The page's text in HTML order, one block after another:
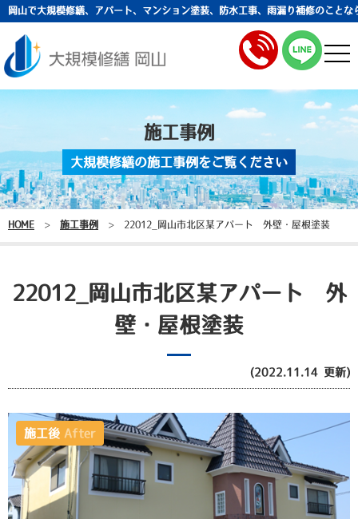
岡山で大規模修繕、アパート、マンション塗装、防水工事、雨漏り補修のことな
施工事例
大規模修繕の施工事例をご覧ください
HOME > 施工事例 > 22012_岡山市北区某アパート 外壁・屋根塗装
22012_岡山市北区某アパート 外
壁・屋根塗装
(2022.11.14 更新)
施工後 After